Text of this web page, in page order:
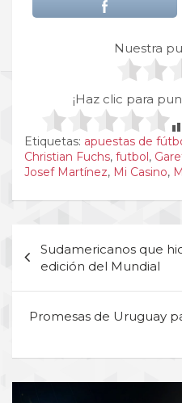
Nuestra
¡Haz clic para
Etiquetas: apuestas de
Christian Fuchs, futbol ,
Josef Martínez, Mi Casino,
de
entradas
Sudamericanos que
edición del Mundial
Promesas de Uruguay